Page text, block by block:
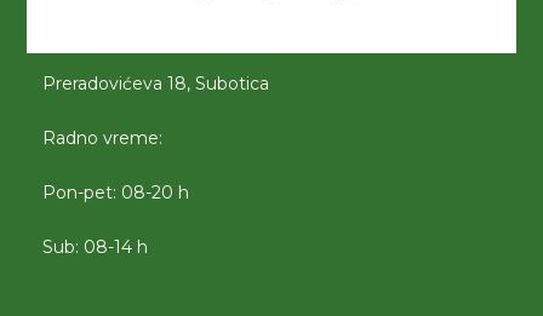
Preradovićeva 18, Subotica
Radno vreme:
Pon-pet: 08-20 h
Sub: 08-14 h